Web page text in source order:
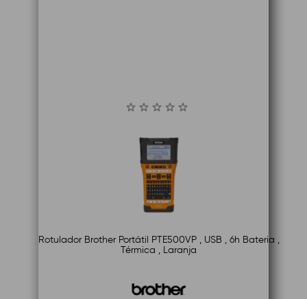
Rotulador Brother Portátil PTE500VP , USB , 6h Bateria ,
Térmica , Laranja